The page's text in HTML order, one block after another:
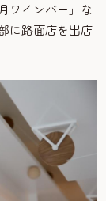
ワインバー」な
に路面店を出店